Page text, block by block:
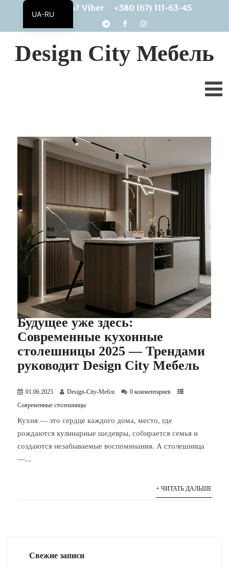
Есть вопросы? Viber +380 (67) 111-63-45
Design City Мебель
Будущее уже здесь:
Современные кухонные
столешницы 2025 — Трендами
руководит Design City Мебель
01.06.2025 Design-City-Меблі
0 комментариев
Современные столешницы
Кухня — это сердце каждого дома, место, где
рождаются кулинарные шедевры, собирается семья и
создаются незабываемые воспоминания. А столешница
—...
+ ЧИТАТЬ ДАЛЬШЕ
Свежие записи
UA-RU
UA